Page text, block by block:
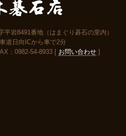
平岩8491番地（はまぐり碁石の里内）
道日向ICから車で2分
：0982-54-8933 [ お問い合わせ ]